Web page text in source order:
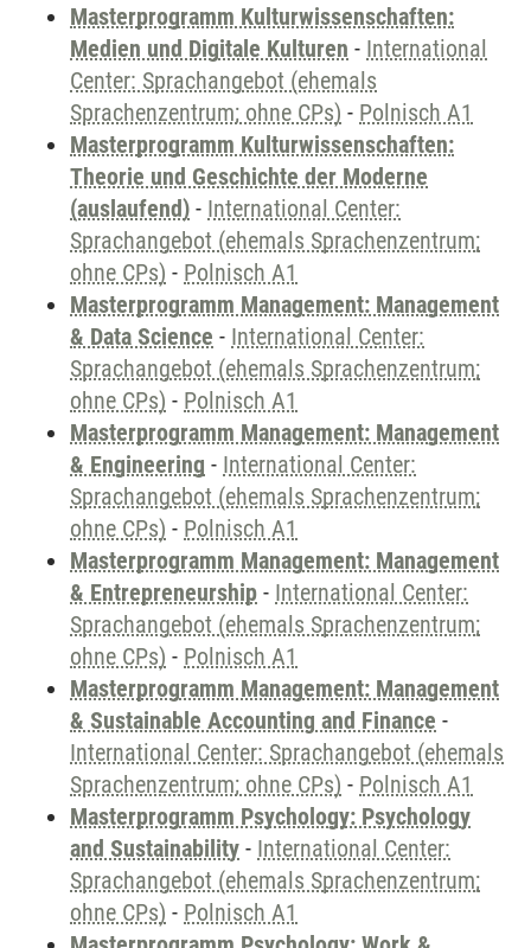
Masterprogramm Kulturwissenschaften:
Medien und Digitale Kulturen - International
Center: Sprachangebot (ehemals
Sprachenzentrum; ohne CPs) - Polnisch A1
Masterprogramm Kulturwissenschaften:
Theorie und Geschichte der Moderne
(auslaufend) - International Center:
Sprachangebot (ehemals Sprachenzentrum;
ohne CPs) - Polnisch A1
Masterprogramm Management: Management
& Data Science - International Center:
Sprachangebot (ehemals Sprachenzentrum;
ohne CPs) - Polnisch A1
Masterprogramm Management: Management
& Engineering - International Center:
Sprachangebot (ehemals Sprachenzentrum;
ohne CPs) - Polnisch A1
Masterprogramm Management: Management
& Entrepreneurship - International Center:
Sprachangebot (ehemals Sprachenzentrum;
ohne CPs) - Polnisch A1
Masterprogramm Management: Management
& Sustainable Accounting and Finance -
International Center: Sprachangebot (ehemals
Sprachenzentrum; ohne CPs) - Polnisch A1
Masterprogramm Psychology: Psychology
and Sustainability - International Center:
Sprachangebot (ehemals Sprachenzentrum;
ohne CPs) - Polnisch A1